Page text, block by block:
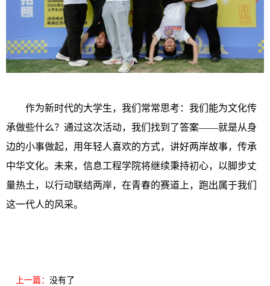
作为新时代的大学生，我们常常思考：我们能为文化传
承做些什么？通过这次活动，我们找到了答案——就是从身
边的小事做起，用年轻人喜欢的方式，讲好两岸故事，传承
中华文化。未来，信息工程学院将继续秉持初心，以脚步丈
量热土，以行动联结两岸，在青春的赛道上，跑出属于我们
这一代人的风采。
上一篇： 没有了